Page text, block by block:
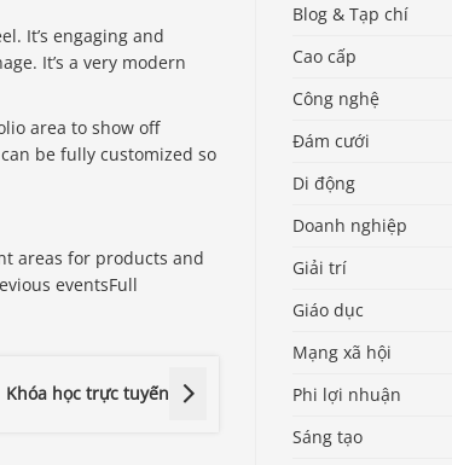
It’s engaging and
It’s a very modern
area to show off
be fully customized so
areas for products and
eventsFull
Khóa học trực tuyến
Blog & Tạp chí
Cao cấp
Công nghệ
Đám cưới
Di động
Doanh nghiệp
Giải trí
Giáo dục
Mạng xã hội
Phi lợi nhuận
Sáng tạo